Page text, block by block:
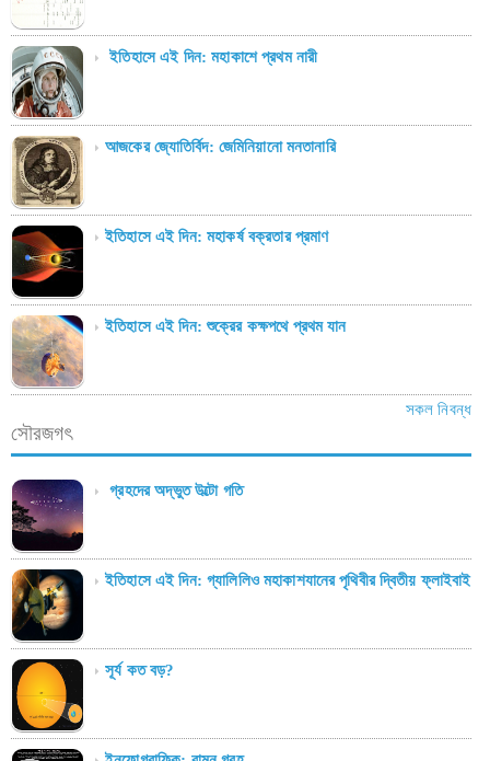
ইতিহাসে এই দিন: মহাকাশে প্রথম নারী
আজকের জ্যোতির্বিদ: জেমিনিয়ানো মনতানারি
ইতিহাসে এই দিন: মহাকর্ষ বক্রতার প্রমাণ
ইতিহাসে এই দিন: শুক্রের কক্ষপথে প্রথম যান
সকল নিবন্ধ
সৌরজগৎ
গ্রহদের অদ্ভুত উল্টো গতি
ইতিহাসে এই দিন: গ্যালিলিও মহাকাশযানের পৃথিবীর দ্বিতীয় ফ্লাইবাই
সূর্য কত বড়?